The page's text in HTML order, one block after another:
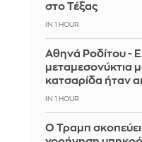
στο Τέξας
IN 1 HOUR
Αθηνά Ροδίτου -
μεταμεσονύκτια
κατσαρίδα ήταν
IN 1 HOUR
Ο Τραμπ